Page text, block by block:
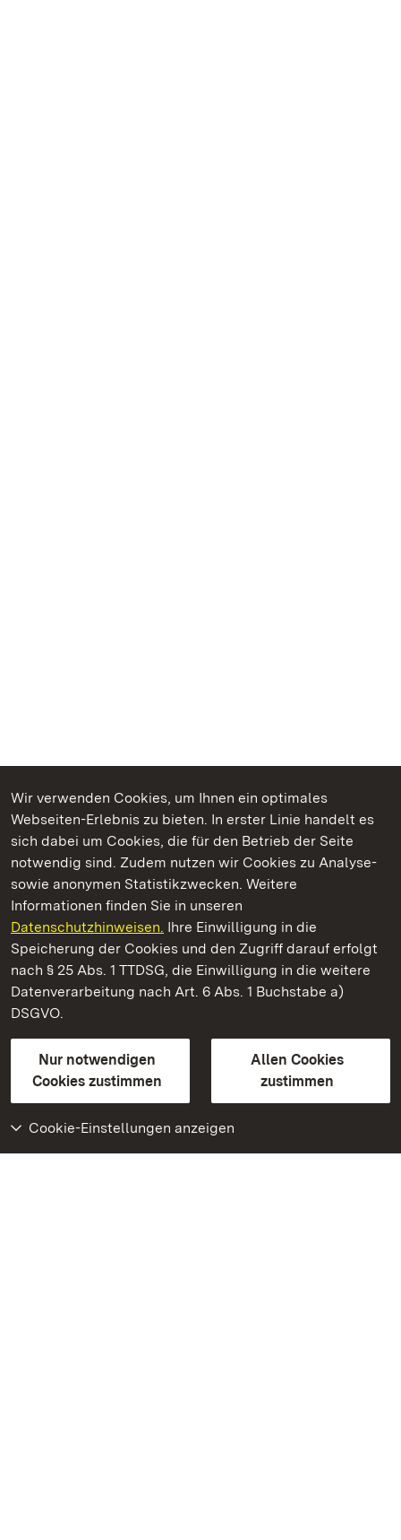
Wir verwenden Cookies, um Ihnen ein optimales
Webseiten-Erlebnis zu bieten. In erster Linie handelt es
sich dabei um Cookies, die für den Betrieb der Seite
notwendig sind. Zudem nutzen wir Cookies zu Analyse-
sowie anonymen Statistikzwecken. Weitere
Informationen finden Sie in unseren
Datenschutzhinweisen. Ihre Einwilligung in die
Speicherung der Cookies und den Zugriff darauf erfolgt
nach § 25 Abs. 1 TTDSG, die Einwilligung in die weitere
Datenverarbeitung nach Art. 6 Abs. 1 Buchstabe a)
DSGVO.
Nur notwendigen
Cookies zustimmen
Allen Cookies
zustimmen
Cookie-Einstellungen anzeigen
Kommen. Staunen. Genießen.
Staatliche Schlösser und Gärten Baden‑Württemberg
Staatliche Schlösser und Gärten Baden-Württemberg
Kontakt
GebärdenspracheLeichte Sprache
Erklärung zur Barrierefreiheit
BITV-konform (geprüfte Seiten)
Weiteres